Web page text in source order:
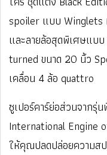
spoiler แบบ Winglets
และลายล้อสุดพิเศษแบ
turned ขนาด 20 นิ้ว
เคลื่อน 4 ล้อ quattro
ซูเปอร์คาร์ย่อส่วนจากรุ่
International Engine
ให้คุณปลดปล่อยความส